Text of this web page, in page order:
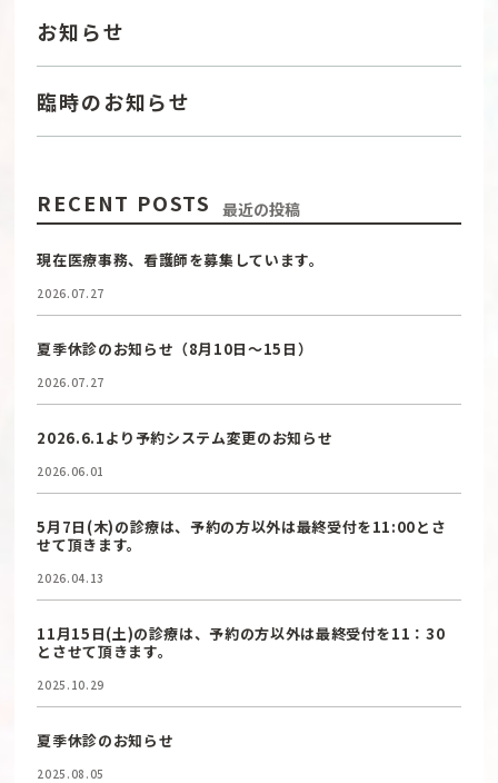
お知らせ
臨時のお知らせ
RECENT POSTS 最近の投稿
現在医療事務、看護師を募集しています。
2026.07.27
夏季休診のお知らせ（8月10日〜15日）
2026.07.27
2026.6.1より予約システム変更のお知らせ
2026.06.01
5月7日(木)の診療は、予約の方以外は最終受付を11:00とさ
せて頂きます。
2026.04.13
11月15日(土)の診療は、予約の方以外は最終受付を11：30
とさせて頂きます。
2025.10.29
夏季休診のお知らせ
2025.08.05